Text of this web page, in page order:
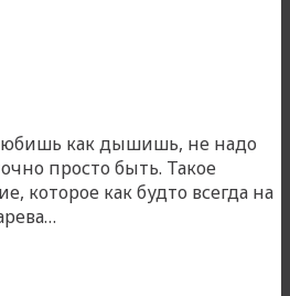
как дышишь, не надо
просто быть. Такое
которое как будто всегда на